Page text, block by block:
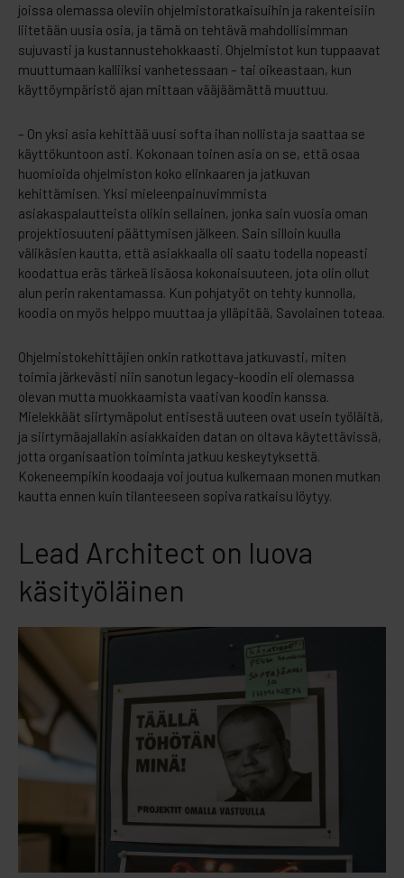
joissa olemassa oleviin ohjelmistoratkaisuihin ja rakenteisiin
liitetään uusia osia, ja tämä on tehtävä mahdollisimman
sujuvasti ja kustannustehokkaasti. Ohjelmistot kun tuppaavat
muuttumaan kalliiksi vanhetessaan – tai oikeastaan, kun
käyttöympäristö ajan mittaan vääjäämättä muuttuu.
– On yksi asia kehittää uusi softa ihan nollista ja saattaa se
käyttökuntoon asti. Kokonaan toinen asia on se, että osaa
huomioida ohjelmiston koko elinkaaren ja jatkuvan
kehittämisen. Yksi mieleenpainuvimmista
asiakaspalautteista olikin sellainen, jonka sain vuosia oman
projektiosuuteni päättymisen jälkeen. Sain silloin kuulla
välikäsien kautta, että asiakkaalla oli saatu todella nopeasti
koodattua eräs tärkeä lisäosa kokonaisuuteen, jota olin ollut
alun perin rakentamassa. Kun pohjatyöt on tehty kunnolla,
koodia on myös helppo muuttaa ja ylläpitää, Savolainen toteaa.
Ohjelmistokehittäjien onkin ratkottava jatkuvasti, miten
toimia järkevästi niin sanotun legacy-koodin eli olemassa
olevan mutta muokkaamista vaativan koodin kanssa.
Mielekkäät siirtymäpolut entisestä uuteen ovat usein työläitä,
ja siirtymäajallakin asiakkaiden datan on oltava käytettävissä,
jotta organisaation toiminta jatkuu keskeytyksettä.
Kokeneempikin koodaaja voi joutua kulkemaan monen mutkan
kautta ennen kuin tilanteeseen sopiva ratkaisu löytyy.
Lead Architect on luova
käsityöläinen